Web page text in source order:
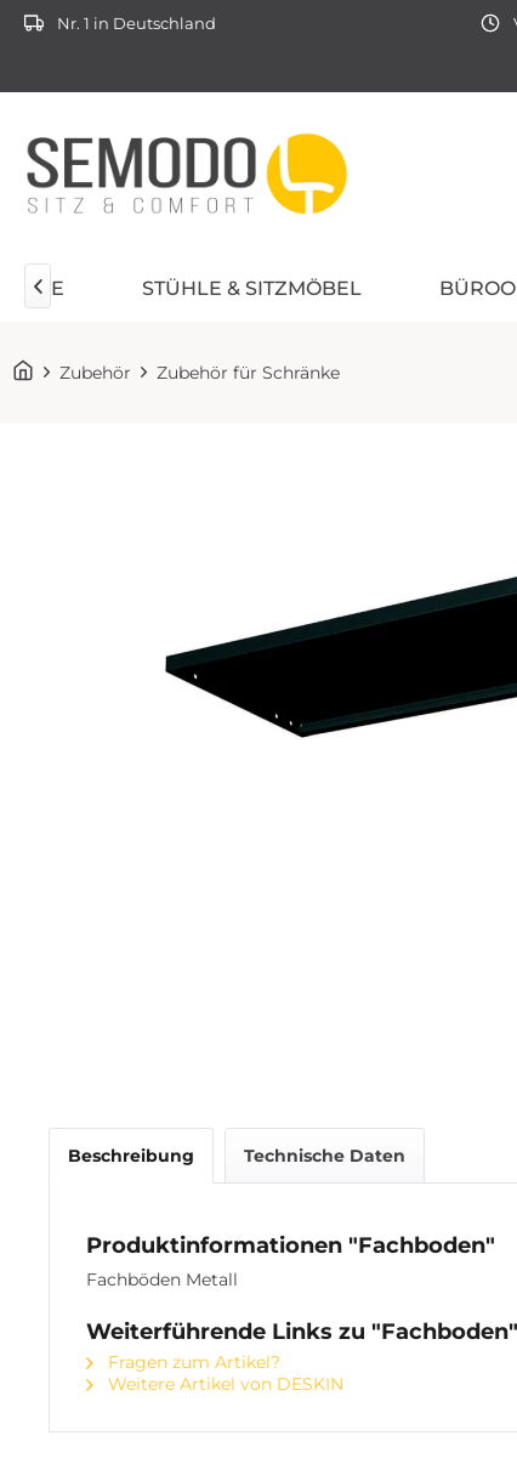
Nr. 1 in Deutschland
STÜHLE & SITZMÖBEL

Zubehör Zubehör für Schränke
Beschreibung Technische Daten
Produktinformationen "Fachboden"
Fachböden Metall
Weiterführende Links zu "Fachboden"
Fragen zum Artikel?
Weitere Artikel von DESKIN